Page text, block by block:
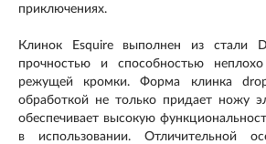
приключениях.
Клинок Esquire выполнен из стали
прочностью и способностью неплохо
режущей кромки. Форма клинка
обработкой не только придает ножу
обеспечивает высокую
в использовании. Отличительной